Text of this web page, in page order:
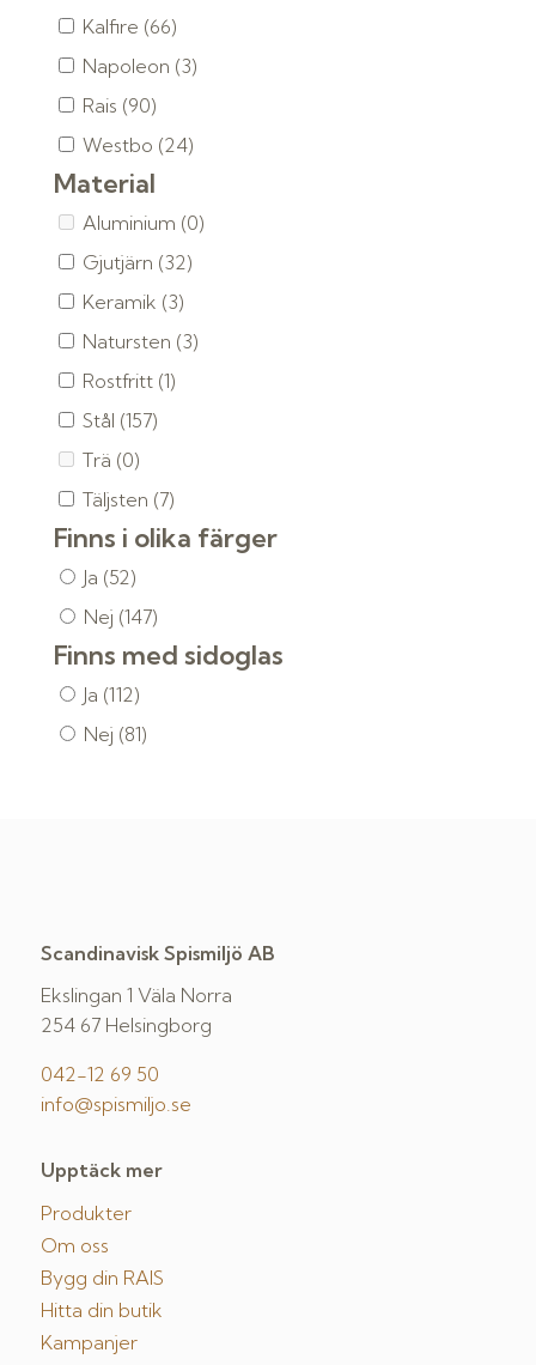
Kalfire (66)
Napoleon (3)
Rais (90)
Westbo (24)
Material
Aluminium (0)
Gjutjärn (32)
Keramik (3)
Natursten (3)
Rostfritt (1)
Stål (157)
Trä (0)
Täljsten (7)
Finns i olika färger
Ja (52)
Nej (147)
Finns med sidoglas
Ja (112)
Nej (81)
Scandinavisk Spismiljö AB
Ekslingan 1 Väla Norra
254 67 Helsingborg
042-12 69 50
info@spismiljo.se
Upptäck mer
Produkter
Om oss
Bygg din RAIS
Hitta din butik
Kampanjer